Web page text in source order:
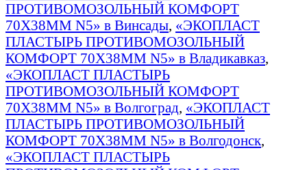
ПРОТИВОМОЗОЛЬНЫЙ КОМФОРТ
70Х38ММ N5» в Винсады, «ЭКОПЛАСТ
ПЛАСТЫРЬ ПРОТИВОМОЗОЛЬНЫЙ
КОМФОРТ 70Х38ММ N5» в Владикавказ,
«ЭКОПЛАСТ ПЛАСТЫРЬ
ПРОТИВОМОЗОЛЬНЫЙ КОМФОРТ
70Х38ММ N5» в Волгоград, «ЭКОПЛАСТ
ПЛАСТЫРЬ ПРОТИВОМОЗОЛЬНЫЙ
КОМФОРТ 70Х38ММ N5» в Волгодонск,
«ЭКОПЛАСТ ПЛАСТЫРЬ